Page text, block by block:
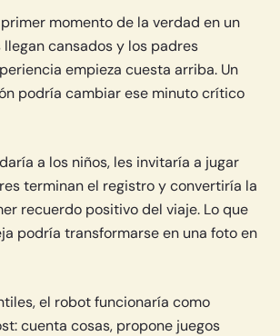
momento de la verdad en un
llegan cansados y los padres
empieza cuesta arriba. Un
podría cambiar ese minuto crítico
a los niños, les invitaría a jugar
terminan el registro y convertiría la
recuerdo positivo del viaje. Lo que
podría transformarse en una foto en
el robot funcionaría como
cuenta cosas, propone juegos